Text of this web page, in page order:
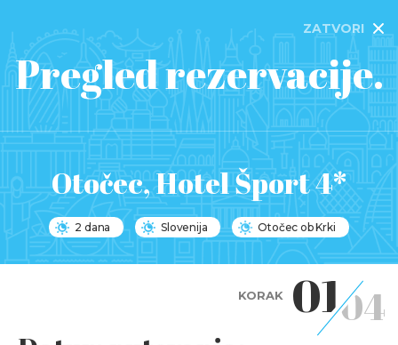
ZATVORI
Pregled rezervacije.
Otočec, Hotel Šport 4*
2 dana Slovenija Otočec ob Krki
KORAK 0104